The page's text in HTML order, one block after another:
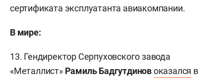
сертификата эксплуатанта авиакомпании.
В мире:
13. Гендиректор Серпуховского завода
«Металлист» Рамиль Бадгутдиновоказался в